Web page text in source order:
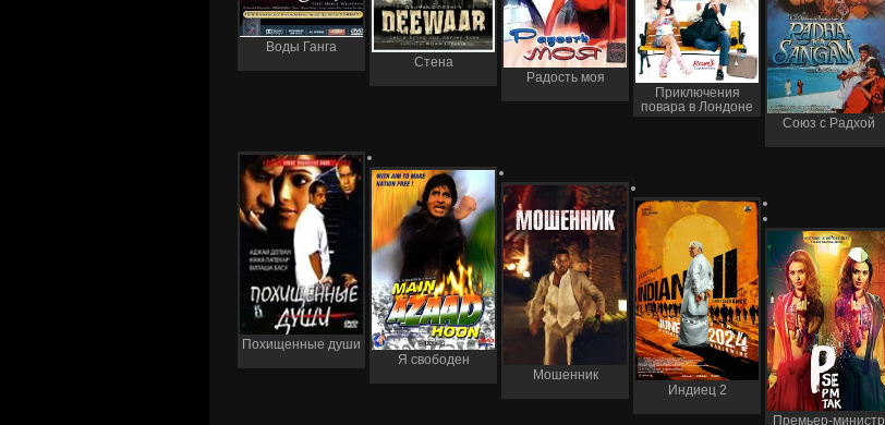
Воды Ганга
Стена
Радость моя
Приключения
повара в Лондоне
Союз с Радхой
Похищенные души
Я свободен
Мошенник
Индиец 2
Премьер-министр